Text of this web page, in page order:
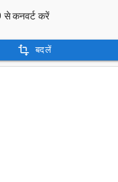
से कनवर्ट करें
बदलें